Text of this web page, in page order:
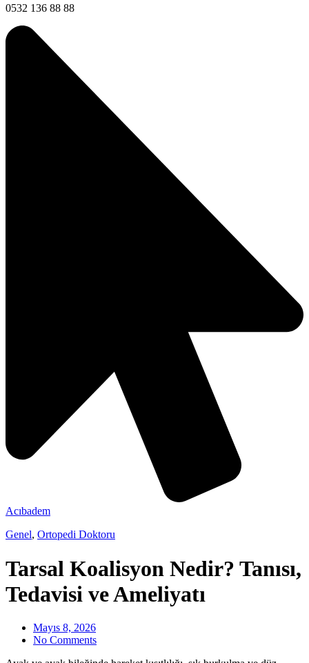
0532 136 88 88
Acıbadem
Genel, Ortopedi Doktoru
Tarsal Koalisyon Nedir? Tanısı,
Tedavisi ve Ameliyatı
Mayıs 8, 2026
No Comments